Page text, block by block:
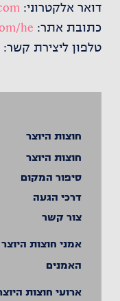
דואר אלקטרוני:
כתובת אתר: he
טלפון ליצירת קשר: 02-6244331
חוצות היוצר
חוצות היוצר
סיפור המקום
דרכי הגעה
צור קשר
אמני חוצות היוצר
האמנים
ארועי חוצות